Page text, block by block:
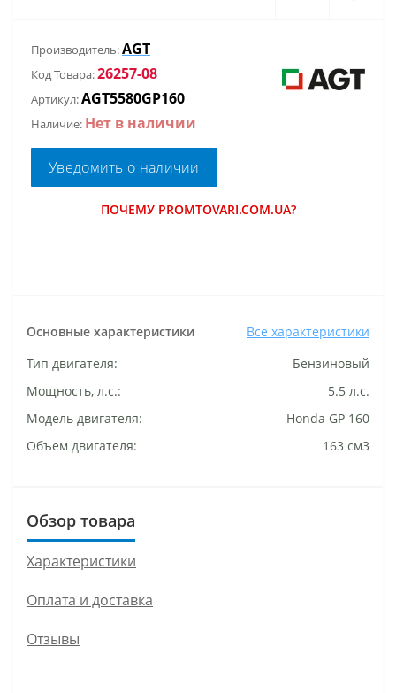
Производитель:AGT
Код Товара:26257-08
Артикул:AGT5580GP160
Наличие: Нет в наличии
Уведомить о наличии
ПОЧЕМУ PROMTOVARI.COM.UA?
Основные характеристики
Все характеристики
Тип двигателя:
Бензиновый
Мощность, л.с.:
5.5 л.с.
Модель двигателя:
Honda GP 160
Объем двигателя:
163 см3
Обзор товара
Характеристики
Оплата и доставка
Отзывы